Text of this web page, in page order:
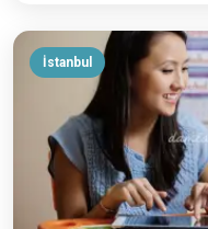
İstanbul